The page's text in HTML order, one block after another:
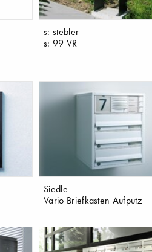
s: stebler
s: 99 VR
Siedle
Vario Briefkasten Aufputz